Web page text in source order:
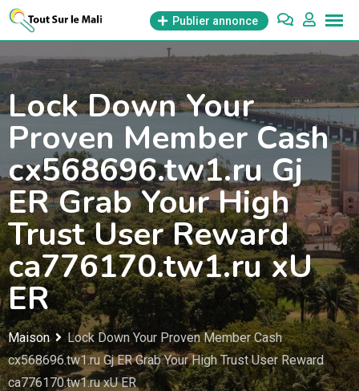
Aller
contenu
Publier annonce
Lock Down Your
Proven Member Cash
cx568696.tw1.ru Gj
ER Grab Your High
Trust User Reward
ca776170.tw1.ru xU
ER
Maison
Lock Down Your Proven Member Cash
cx568696.tw1.ru Gj ER Grab Your High Trust User Reward
ca776170.tw1.ru xU ER